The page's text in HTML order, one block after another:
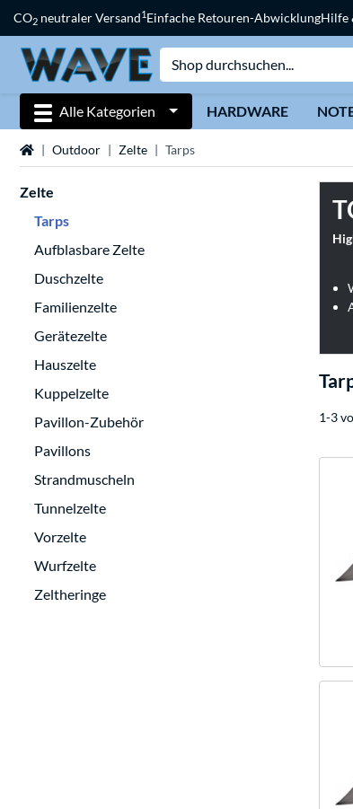
CO2 neutraler Versand1Einfache Retouren-AbwicklungHilfe
Alle Kategorien HARDWARE
StartseiteOutdoor Zelte Tarps
Zelte
Tarps
Aufblasbare Zelte
Duschzelte
Familienzelte
Gerätezelte
Hauszelte
Kuppelzelte
Pavillon-Zubehör
Pavillons
Strandmuscheln
Tunnelzelte
Vorzelte
Wurfzelte
Zeltheringe
1-3